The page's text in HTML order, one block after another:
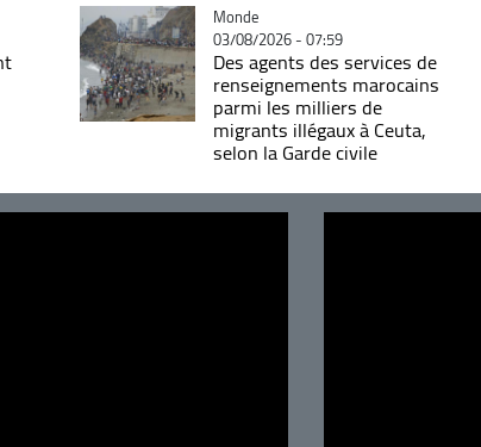
Catégorie
Monde
03/08/2026 - 07:59
Des agents des services de
renseignements marocains
parmi les milliers de
migrants illégaux à Ceuta,
selon la Garde civile